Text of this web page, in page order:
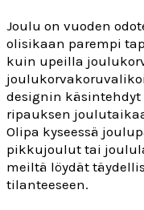
Joulu on vuoden
olisikaan parempi
kuin upeilla
designin
ripauksen
Olipa kyseessä
pikkujoulut tai
meiltä löydät
tilanteeseen.